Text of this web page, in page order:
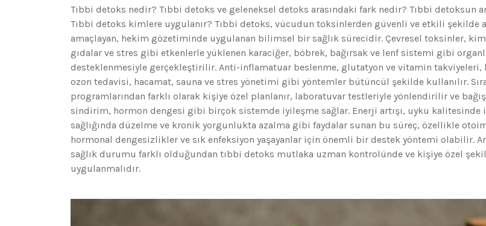
Tıbbi detoks nedir? Tıbbi detoks ve geleneksel detoks arasındaki fark nedir? Tıbbi detoksun
Tıbbi detoks kimlere uygulanır? Tıbbi detoks, vücudun toksinlerden güvenli ve etkili şekilde
amaçlayan, hekim gözetiminde uygulanan bilimsel bir sağlık sürecidir. Çevresel toksinler,
gıdalar ve stres gibi etkenlerle yüklenen karaciğer, böbrek, bağırsak ve lenf sistemi gibi
desteklenmesiyle gerçekleştirilir. Anti-inflamatuar beslenme, glutatyon ve vitamin
ozon tedavisi, hacamat, sauna ve stres yönetimi gibi yöntemler bütüncül şekilde kullanılır.
programlarından farklı olarak kişiye özel planlanır, laboratuvar testleriyle yönlendirilir ve
sindirim, hormon dengesi gibi birçok sistemde iyileşme sağlar. Enerji artışı, uyku kalitesinde
sağlığında düzelme ve kronik yorgunlukta azalma gibi faydalar sunan bu süreç, özellikle
hormonal dengesizlikler ve sık enfeksiyon yaşayanlar için önemli bir destek yöntemi olabilir.
sağlık durumu farklı olduğundan tıbbi detoks mutlaka uzman kontrolünde ve kişiye özel
uygulanmalıdır.